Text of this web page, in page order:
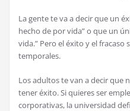
La gente te va a decir que un
hecho de por vida” o que un
vida.” Pero el éxito y el fracaso
temporales.
Los adultos te van a decir que
tener éxito. Si quieres ser
corporativas, la universidad